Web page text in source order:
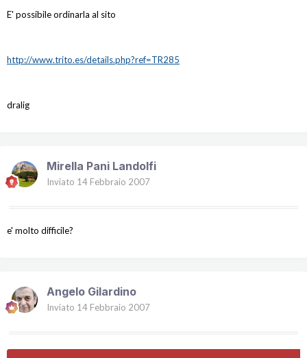
E' possibile ordinarla al sito
http://www.trito.es/details.php?ref=TR285
dralig
Mirella Pani Landolfi
Inviato 14 Febbraio 2007
e' molto difficile?
Angelo Gilardino
Inviato 14 Febbraio 2007